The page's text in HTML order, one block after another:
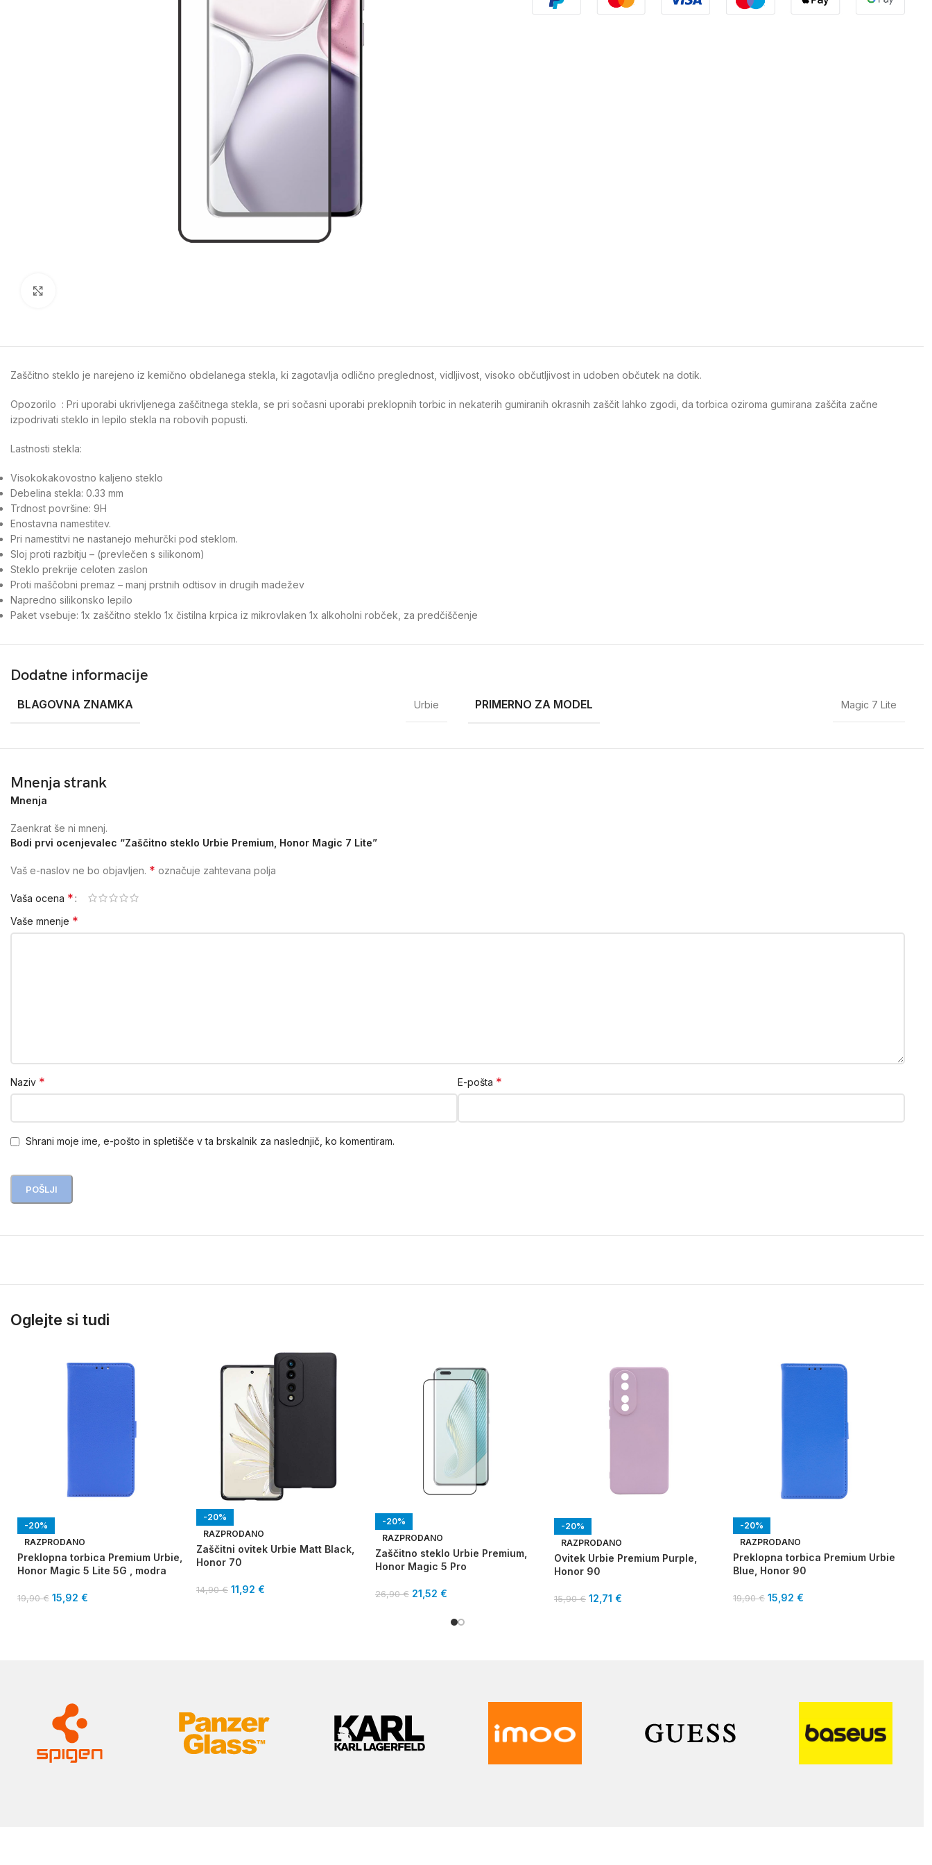
Zaščitno steklo je narejeno iz kemično obdelanega stekla, ki zagotavlja odlično preglednost, vidljivost, visoko občutljivost in udoben občutek na dotik.
Opozorilo : Pri uporabi ukrivljenega zaščitnega stekla, se pri sočasni uporabi preklopnih torbic in nekaterih gumiranih okrasnih zaščit lahko zgodi, da torbica oziroma gumirana zaščita začne
izpodrivati steklo in lepilo stekla na robovih popusti.
Lastnosti stekla:
Visokokakovostno kaljeno steklo
Debelina stekla: 0.33 mm
Trdnost površine: 9H
Enostavna namestitev.
Pri namestitvi ne nastanejo mehurčki pod steklom.
Sloj proti razbitju – (prevlečen s silikonom)
Steklo prekrije celoten zaslon
Proti maščobni premaz – manj prstnih odtisov in drugih madežev
Napredno silikonsko lepilo
Paket vsebuje: 1x zaščitno steklo 1x čistilna krpica iz mikrovlaken 1x alkoholni robček, za predčiščenje
Dodatne informacije
BLAGOVNA ZNAMKA Urbie PRIMERNO ZA MODEL Magic 7 Lite
Mnenja strank
Mnenja
Zaenkrat še ni mnenj.
Bodi prvi ocenjevalec “Zaščitno steklo Urbie Premium, Honor Magic 7 Lite”
Vaš e-naslov ne bo objavljen. * označuje zahtevana polja
Vaša ocena *
Vaše mnenje *
Naziv * E-pošta *
Shrani moje ime, e-pošto in spletišče v ta brskalnik za naslednjič, ko komentiram.
Oglejte si tudi
-20%
RAZPRODANO
Preklopna torbica Premium Urbie,
Honor Magic 5 Lite 5G , modra
19,90€ 15,92 €
-20%
RAZPRODANO
Zaščitni ovitek Urbie Matt Black,
Honor 70
14,90€ 11,92 €
-20%
RAZPRODANO
Zaščitno steklo Urbie Premium,
Honor Magic 5 Pro
26,90€ 21,52 €
-20%
RAZPRODANO
Ovitek Urbie Premium Purple,
Honor 90
15,90€ 12,71 €
-20%
RAZPRODANO
Preklopna torbica Premium Urbie
Blue, Honor 90
19,90€ 15,92 €